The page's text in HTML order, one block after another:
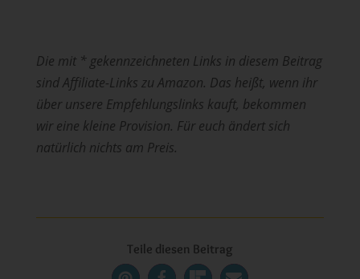
Die mit * gekennzeichneten Links in diesem Beitrag
sind Affiliate-Links zu Amazon. Das heißt, wenn ihr
über unsere Empfehlungslinks kauft, bekommen
wir eine kleine Provision. Für euch ändert sich
natürlich nichts am Preis.
Teile diesen Beitrag